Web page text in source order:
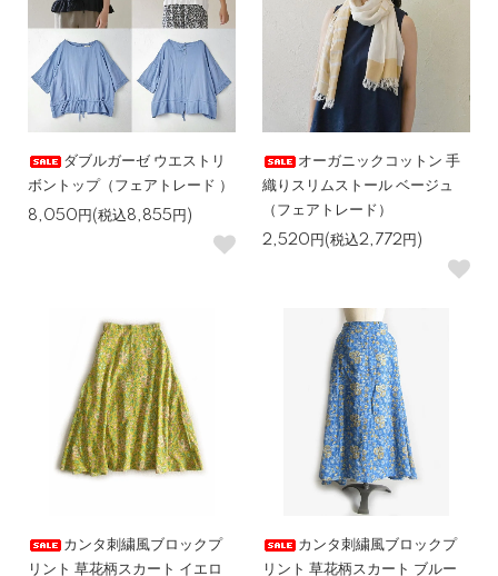
ダブルガーゼ ウエストリ
ボントップ（フェアトレード ）
8,050円(税込8,855円)
オーガニックコットン 手
織りスリムストール ベージュ
（フェアトレード）
2,520円(税込2,772円)
カンタ刺繍風ブロックプ
リント 草花柄スカート イエロ
カンタ刺繍風ブロックプ
リント 草花柄スカート ブルー